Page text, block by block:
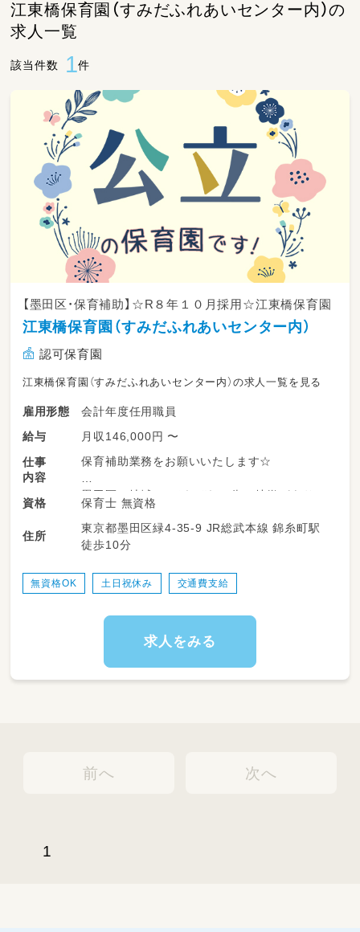
江東橋保育園（すみだふれあいセンター内）の
求人一覧
該当件数 1件
【墨田区・保育補助】☆R８年１０月採用☆江東橋保育園
江東橋保育園（すみだふれあいセンター内）
認可保育園
江東橋保育園（すみだふれあいセンター内）の求人一覧を見る
雇用形態
会計年度任用職員
給与
月収146,000円 〜
仕事
内容
保育補助業務をお願いいたします☆
墨田区の地域は、それぞれの街で特徴があり、
公立保育園はその地域にあった保育を行ってい
ます。
また、園長先生、副園長先生、先輩保育士がしっ
温かいのびのびとした下町の保育園で
一緒にお子さんたちを育んでいただける方を募
集します！
子どもが好きな方、是非ご検討ください。
資格 保育士 無資格
住所
東京都墨田区緑4-35-9 JR総武本線 錦糸町駅
徒歩10分
無資格OK 土日祝休み 交通費支給
求人をみる
前へ
1
次へ